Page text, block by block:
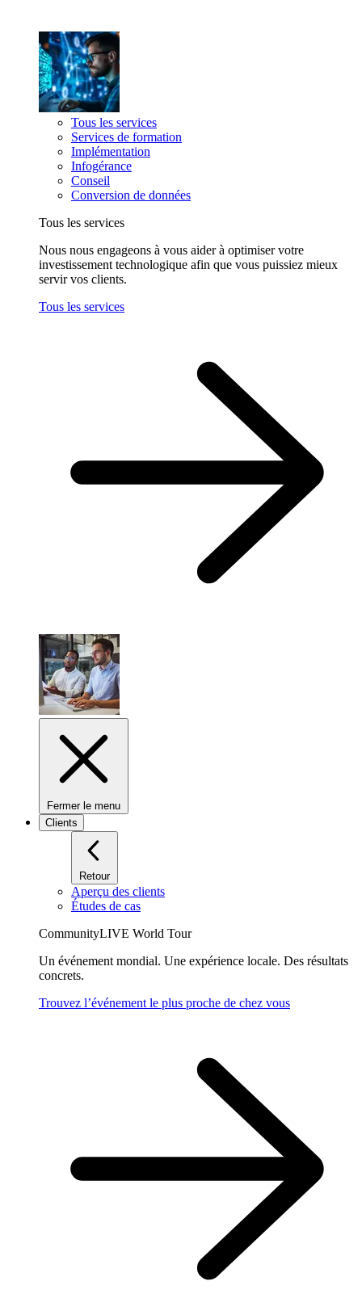
Tous les services
Services de formation
Implémentation
Infogérance
Conseil
Conversion de données
Tous les services
Nous nous engageons à vous aider à optimiser votre
investissement technologique afin que vous puissiez mieux
servir vos clients.
Tous les services
Fermer le menu
Clients
Retour
Aperçu des clients
Études de cas
CommunityLIVE World Tour
Un événement mondial. Une expérience locale. Des résultats
concrets.
Trouvez l’événement le plus proche de chez vous